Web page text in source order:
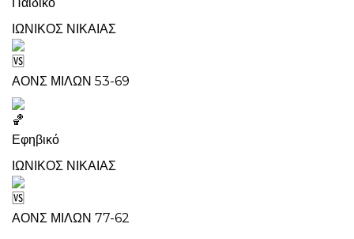
ΙΩΝΙΚΟΣ ΝΙΚΑΙΑΣ
ΑΟΝΣ ΜΙΛΩΝ 53-69
Εφηβικό
ΙΩΝΙΚΟΣ ΝΙΚΑΙΑΣ
ΑΟΝΣ ΜΙΛΩΝ 77-62